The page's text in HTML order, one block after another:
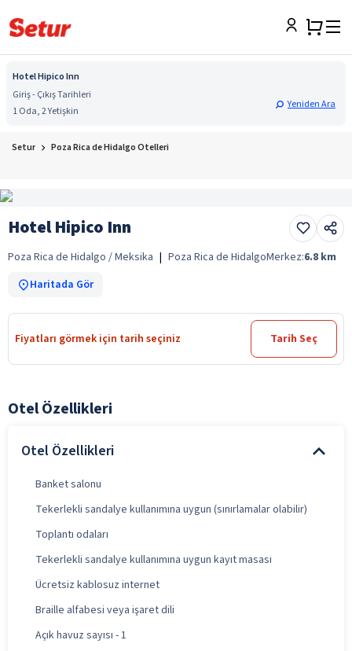
Hotel Hipico Inn
Giriş - Çıkış Tarihleri
1 Oda, 2 Yetişkin
Yeniden Ara
Setur Poza Rica de Hidalgo Otelleri
Hotel Hipico Inn
Poza Rica de Hidalgo / Meksika | Poza Rica de HidalgoMerkez:6.8 km
Haritada Gör
Fiyatları görmek için tarih seçiniz Tarih Seç
Otel Özellikleri
Otel Özellikleri
Banket salonu
Tekerlekli sandalye kullanımına uygun (sınırlamalar olabilir)
Toplantı odaları
Tekerlekli sandalye kullanımına uygun kayıt masası
Ücretsiz kablosuz internet
Braille alfabesi veya işaret dili
Açık havuz sayısı - 1